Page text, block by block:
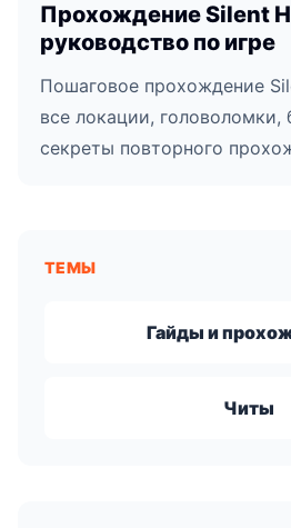
Прохождение Silent
руководство по игре
Пошаговое прохождение
все локации, головоломки,
секреты повторного
ТЕМЫ
Гайды и
Читы